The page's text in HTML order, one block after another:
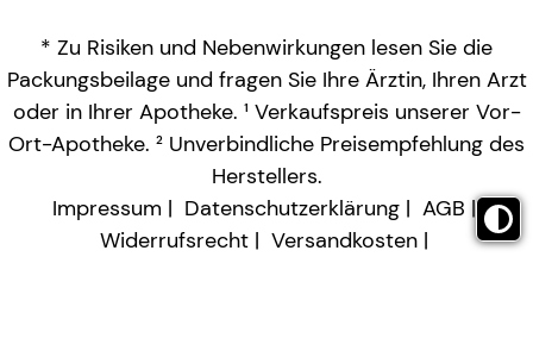
* Zu Risiken und Nebenwirkungen lesen Sie die
Packungsbeilage und fragen Sie Ihre Ärztin, Ihren Arzt
oder in Ihrer Apotheke. ¹ Verkaufspreis unserer Vor-
Ort-Apotheke. ² Unverbindliche Preisempfehlung des
Herstellers.
Impressum
Datenschutzerklärung
AGB
Widerrufsrecht
Versandkosten